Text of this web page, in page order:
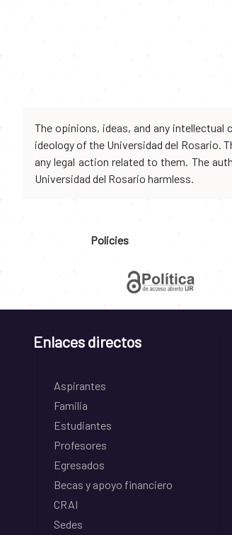
The opinions, ideas, and any
ideology of the Universidad del Rosario.
any legal action related to them. The
Universidad del Rosario harmless.
Policies
Enlaces directos
Aspirantes
Familia
Estudiantes
Profesores
Egresados
Becas y apoyo financiero
CRAI
Sedes